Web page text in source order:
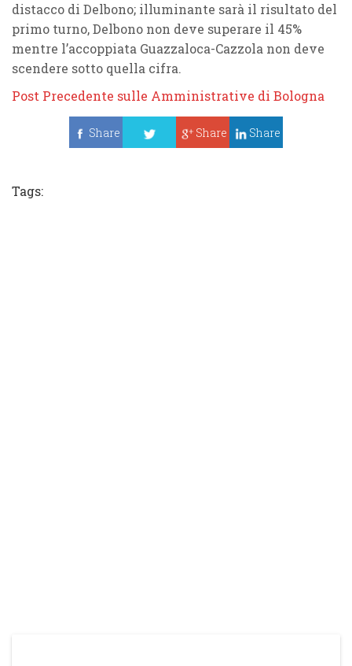
distacco di Delbono; illuminante sarà il risultato del
primo turno, Delbono non deve superare il 45%
mentre l’accoppiata Guazzaloca-Cazzola non deve
scendere sotto quella cifra.
Post Precedente sulle Amministrative di Bologna
Share
Share Share
Tags: